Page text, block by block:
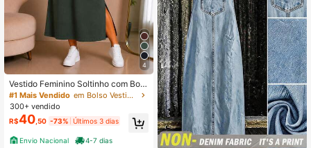
4
Vestido Feminino Soltinho com Bols
o Conforto e Elegância no Dia a Dia
Inverno do M ao G3
#1 Mais Vendido
em Bolso Vestidos Tamanhos Grandes
300+ vendido
R$40 ,50 -73% Últimos 3 dias
Envio Nacional 4-7 dias